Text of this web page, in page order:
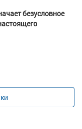
безусловное